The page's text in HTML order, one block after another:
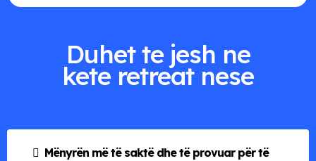
Duhet te jesh ne
kete retreat nese
Mënyrën më të saktë dhe të provuar për të